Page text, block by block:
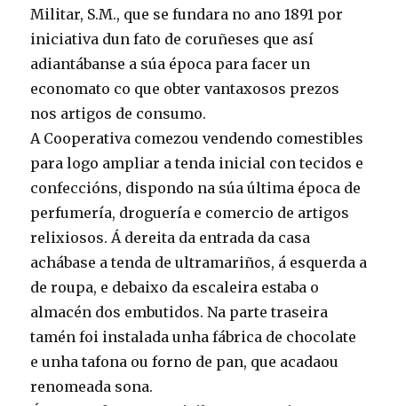
Militar, S.M., que se fundara no ano 1891 por
iniciativa dun fato de coruñeses que así
adiantábanse a súa época para facer un
economato co que obter vantaxosos prezos
nos artigos de consumo.
A Cooperativa comezou vendendo comestibles
para logo ampliar a tenda inicial con tecidos e
confeccións, dispondo na súa última época de
perfumería, droguería e comercio de artigos
relixiosos. Á dereita da entrada da casa
achábase a tenda de ultramariños, á esquerda a
de roupa, e debaixo da escaleira estaba o
almacén dos embutidos. Na parte traseira
tamén foi instalada unha fábrica de chocolate
e unha tafona ou forno de pan, que acadaou
renomeada sona.